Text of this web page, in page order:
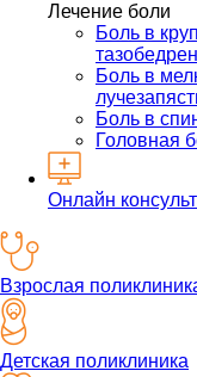
Лечение боли
Боль в
Боль в
Боль в
Головная
Онлайн
Взрослая
Детская поликлиника